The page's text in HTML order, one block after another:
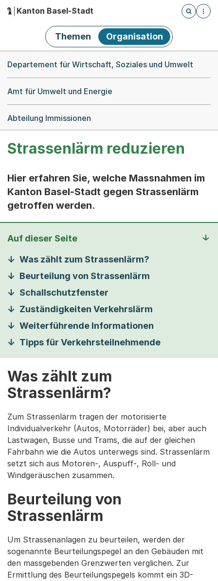
Hauptnavigation
Kanton Basel-Stadt
Öffnet
Themen Organisation
Departement für Wirtschaft, Soziales und Umwelt
Amt für Umwelt und Energie
Abteilung Immissionen
Strassenlärm reduzieren
Hier erfahren Sie, welche Massnahmen im
Kanton Basel-Stadt gegen Strassenlärm
getroffen werden.
Auf dieser Seite
Was zählt zum Strassenlärm?
Beurteilung von Strassenlärm
Schallschutzfenster
Zuständigkeiten Verkehrslärm
Weiterführende Informationen
Tipps für Verkehrsteilnehmende
Was zählt zum
Strassenlärm?
Zum Strassenlärm tragen der motorisierte
Individualverkehr (Autos, Motorräder) bei, aber auch
Lastwagen, Busse und Trams, die auf der gleichen
Fahrbahn wie die Autos unterwegs sind. Strassenlärm
setzt sich aus Motoren-, Auspuff-, Roll- und
Windgeräuschen zusammen.
Beurteilung von
Strassenlärm
Um Strassenanlagen zu beurteilen, werden der
sogenannte Beurteilungspegel an den Gebäuden mit
den massgebenden Grenzwerten verglichen. Zur
Ermittlung des Beurteilungspegels kommt ein 3D-